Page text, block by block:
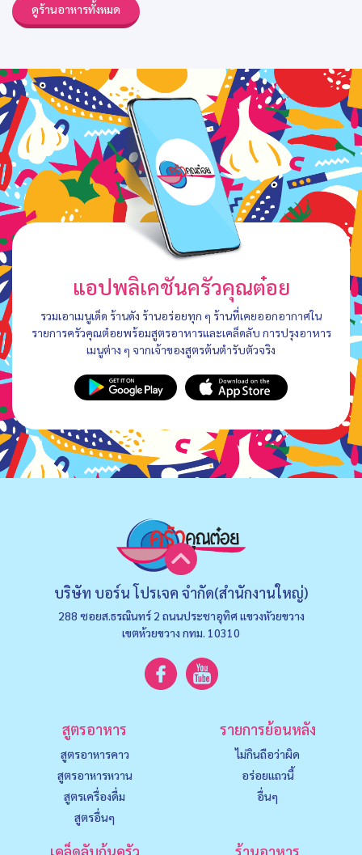
ดูร้านอาหารทั้งหมด
แอปพลิเคชันครัวคุณต๋อย
รวมเอาเมนูเด็ด ร้านดัง ร้านอร่อยทุก ๆ ร้านที่เคยออกอากาศใน
รายการครัวคุณต๋อยพร้อมสูตรอาหารและเคล็ดลับ การปรุงอาหาร
เมนูต่าง ๆ จากเจ้าของสูตรต้นตำรับตัวจริง
บริษัท บอร์น โปรเจค จำกัด(สำนักงานใหญ่)
288 ซอยส.ธรณินทร์ 2 ถนนประชาอุทิศ แขวงหัวยขวาง
เขตห้วยขวาง กทม. 10310
สูตรอาหาร
สูตรอาหารคาว
สูตรอาหารหวาน
สูตรเครื่องดื่ม
สูตรอื่นๆ
รายการย้อนหลัง
ไม่กินถือว่าผิด
อร่อยแถวนี้
อื่นๆ